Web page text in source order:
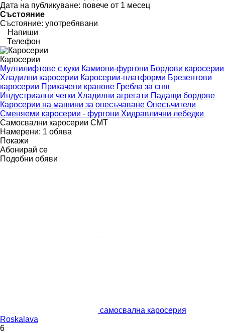
Дата на публикуване: повече от 1 месец
Състояние
Състояние: употребявани
Напиши
Телефон
Каросерии
Мултилифтове с куки Камиони-фургони Бордови каросерии
Хладилни каросерии Каросерии-платформи Брезентови
каросерии Прикачени кранове Гребла за сняг
Индустриални четки Хладилни агрегати Падащи бордове
Каросерии на машини за опесъчаване Опесъчители
Сменяеми каросерии - фургони Хидравлични лебедки
Самосвални каросерии CMT
Намерени: 1 обява
Покажи
Абонирай се
Подобни обяви
самосвална каросерия
Roskalava
6